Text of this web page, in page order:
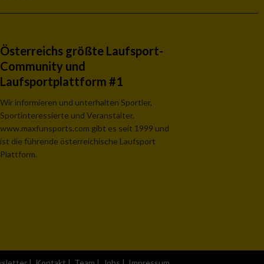
Österreichs größte Laufsport-
Community und
Laufsportplattform #1
Wir informieren und unterhalten Sportler,
Sportinteressierte und Veranstalter.
www.maxfunsports.com gibt es seit 1999 und
ist die führende österreichische Laufsport
Plattform.